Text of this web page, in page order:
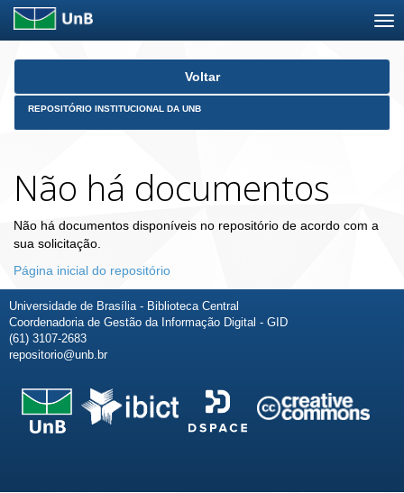
Skip
Voltar
REPOSITÓRIO INSTITUCIONAL DA UNB
Não há documentos
Não há documentos disponíveis no repositório de acordo com a
sua solicitação.
Página inicial do repositório
Universidade de Brasília - Biblioteca Central
Coordenadoria de Gestão da Informação Digital - GID
(61) 3107-2683
repositorio@unb.br